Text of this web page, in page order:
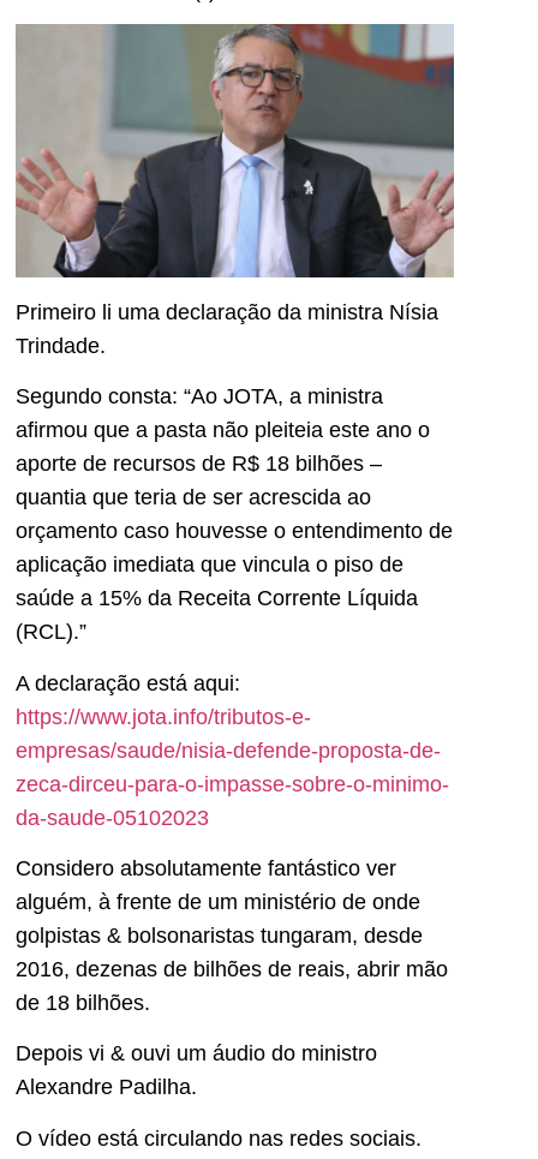
Primeiro li uma declaração da ministra Nísia
Trindade.
Segundo consta: “Ao JOTA, a ministra
afirmou que a pasta não pleiteia este ano o
aporte de recursos de R$ 18 bilhões –
quantia que teria de ser acrescida ao
orçamento caso houvesse o entendimento de
aplicação imediata que vincula o piso de
saúde a 15% da Receita Corrente Líquida
(RCL).”
A declaração está aqui:
https://www.jota.info/tributos-e-
empresas/saude/nisia-defende-proposta-de-
zeca-dirceu-para-o-impasse-sobre-o-minimo-
da-saude-05102023
Considero absolutamente fantástico ver
alguém, à frente de um ministério de onde
golpistas & bolsonaristas tungaram, desde
2016, dezenas de bilhões de reais, abrir mão
de 18 bilhões.
Depois vi & ouvi um áudio do ministro
Alexandre Padilha.
O vídeo está circulando nas redes sociais.